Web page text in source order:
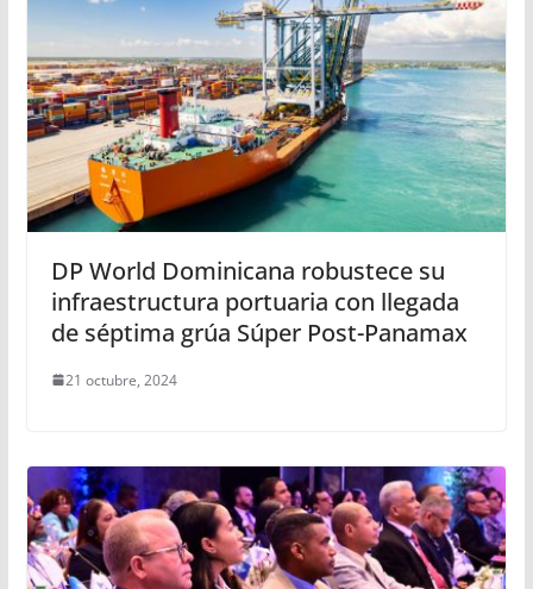
DP World Dominicana robustece su
infraestructura portuaria con llegada
de séptima grúa Súper Post-Panamax
21 octubre, 2024